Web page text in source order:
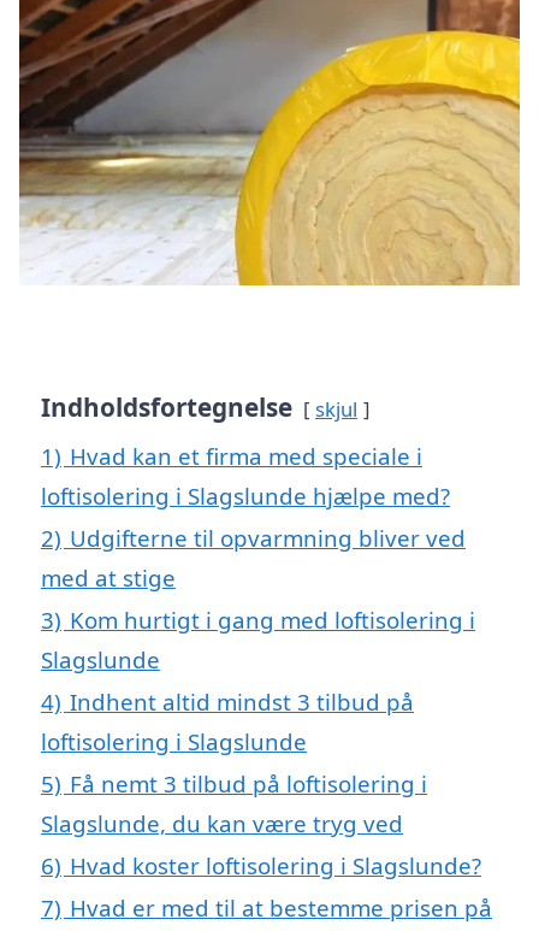
Indholdsfortegnelse skjul
1) Hvad kan et firma med speciale i
loftisolering i Slagslunde hjælpe med?
2) Udgifterne til opvarmning bliver ved
med at stige
3) Kom hurtigt i gang med loftisolering i
Slagslunde
4) Indhent altid mindst 3 tilbud på
loftisolering i Slagslunde
5) Få nemt 3 tilbud på loftisolering i
Slagslunde, du kan være tryg ved
6) Hvad koster loftisolering i Slagslunde?
7) Hvad er med til at bestemme prisen på